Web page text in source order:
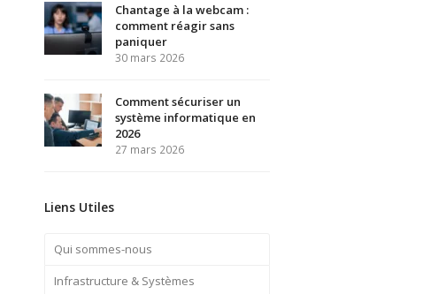
Chantage à la webcam :
comment réagir sans
paniquer
30 mars 2026
Comment sécuriser un
système informatique en
2026
27 mars 2026
Liens Utiles
Qui sommes-nous
Infrastructure & Systèmes